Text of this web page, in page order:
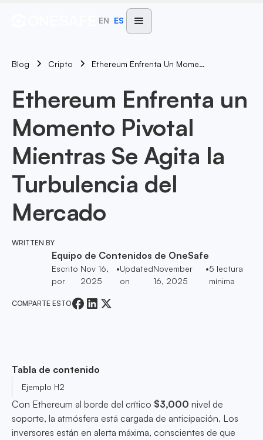
EN ES
Blog Cripto Ethereum Enfrenta Un Momento Pivotal Mientras Se Agita La Turbulencia Del Mercado
Ethereum Enfrenta un
Momento Pivotal
Mientras Se Agita la
Turbulencia del
Mercado
WRITTEN BY
Equipo de Contenidos de OneSafe
Escrito
por
Nov 16,
2025
•Updated
on
November
16, 2025
•5 lectura
mínima
COMPARTE ESTO
Tabla de contenido
Ejemplo H2
Con Ethereum al borde del crítico $3,000 nivel de
soporte, la atmósfera está cargada de anticipación. Los
inversores están en alerta máxima, conscientes de que